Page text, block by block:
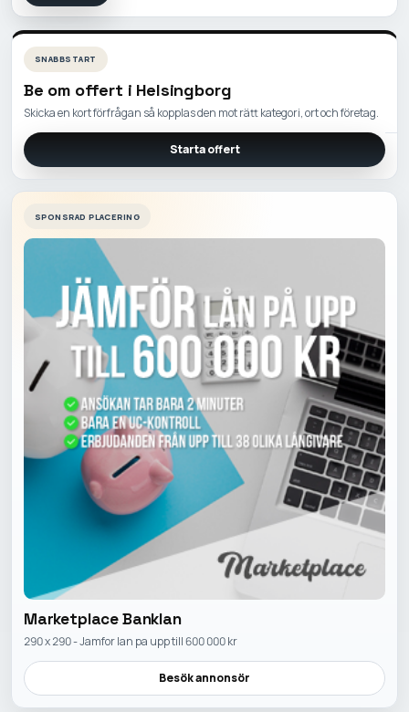
SNABBSTART
Be om offert i Helsingborg
Skicka en kort förfrågan så kopplas den mot rätt kategori, ort och företag.
Starta offert
SPONSRAD PLACERING
Marketplace Banklan
290 x 290 - Jamfor lan pa upp till 600 000 kr
Besök annonsör